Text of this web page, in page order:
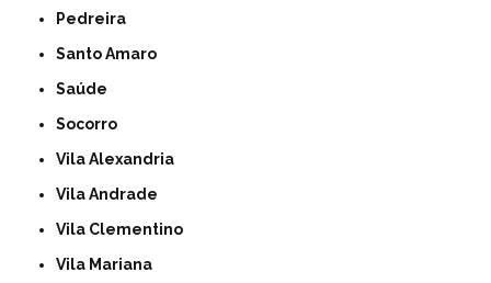
Pedreira
Santo Amaro
Saúde
Socorro
Vila Alexandria
Vila Andrade
Vila Clementino
Vila Mariana